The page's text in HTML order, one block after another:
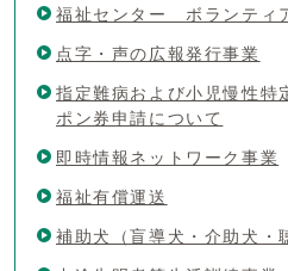
福祉センター ボランティ
点字・声の広報発行事業
指定難病および小児慢性特
ポン券申請について
即時情報ネットワーク事業
福祉有償運送
補助犬（盲導犬・介助犬・